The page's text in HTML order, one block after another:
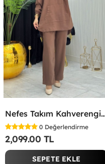
Nefes Takım
0 Değerlendirme
2,099.00 TL
SEPETE EKLE